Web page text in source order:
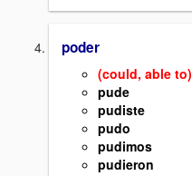
poder
(could, able to)
pude
pudiste
pudo
pudimos
pudieron